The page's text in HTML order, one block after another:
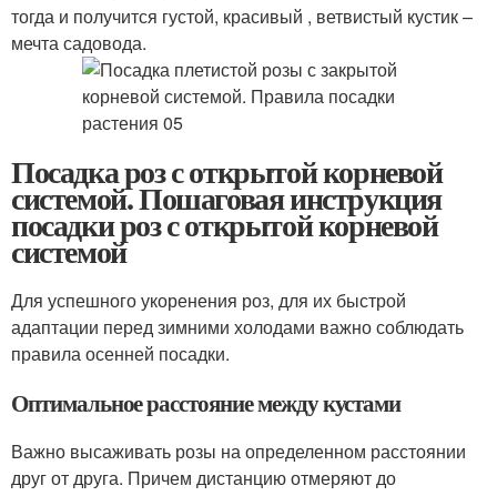
тогда и получится густой, красивый , ветвистый кустик –
мечта садовода.
Посадка роз с открытой корневой
системой. Пошаговая инструкция
посадки роз с открытой корневой
системой
Для успешного укоренения роз, для их быстрой
адаптации перед зимними холодами важно соблюдать
правила осенней посадки.
Оптимальное расстояние между кустами
Важно высаживать розы на определенном расстоянии
друг от друга. Причем дистанцию отмеряют до